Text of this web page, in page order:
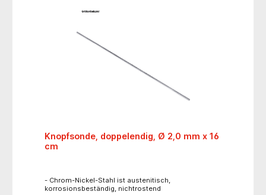
Knopfsonde, doppelendig, Ø 2,0 mm x 16
cm
- Chrom-Nickel-Stahl ist austenitisch,
korrosionsbeständig, nichtrostend